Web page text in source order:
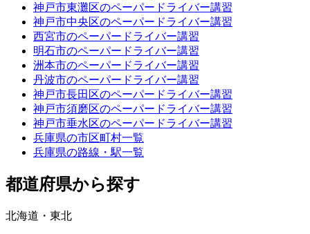
神戸市東灘区のペーパードライバー講習
神戸市中央区のペーパードライバー講習
西宮市のペーパードライバー講習
明石市のペーパードライバー講習
洲本市のペーパードライバー講習
丹波市のペーパードライバー講習
神戸市長田区のペーパードライバー講習
神戸市須磨区のペーパードライバー講習
神戸市垂水区のペーパードライバー講習
兵庫県の市区町村一覧
兵庫県の路線・駅一覧
都道府県から探す
北海道・東北